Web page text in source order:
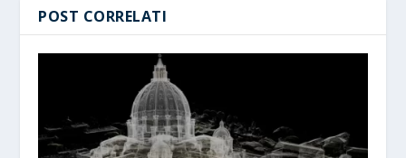
POST CORRELATI